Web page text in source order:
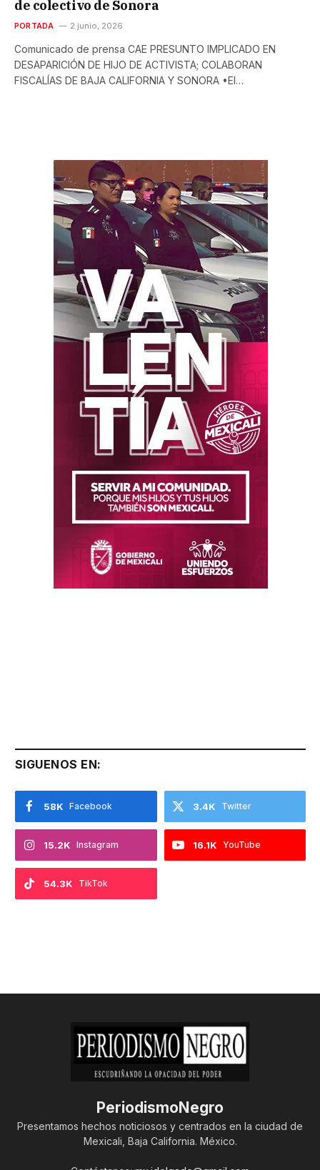
de colectivo de Sonora
PORTADA 2 junio, 2026
Comunicado de prensa CAE PRESUNTO IMPLICADO EN
DESAPARICIÓN DE HIJO DE ACTIVISTA; COLABORAN
FISCALÍAS DE BAJA CALIFORNIA Y SONORA •El…
SIGUENOS EN:
Facebook
58K Twitter
3.4K
Instagram
15.2K YouTube
16.1K
TikTok
54.3K
PeriodismoNegro
Presentamos hechos noticiosos y centrados en la ciudad de
Mexicali, Baja California. México.